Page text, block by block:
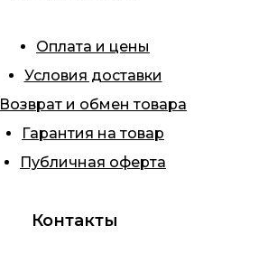
Оплата и цены
Условия доставки
Возврат и обмен товара
Гарантия на товар
Публичная оферта
Контакты